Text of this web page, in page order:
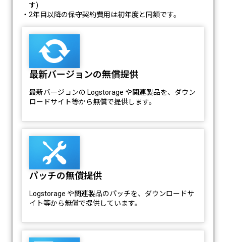
す)
・2年目以降の保守契約費用は初年度と同額です。
最新バージョンの無償提供
最新バージョンの Logstorage や関連製品を、ダウン
ロードサイト等から無償で提供します。
パッチの無償提供
Logstorage や関連製品のパッチを、ダウンロードサ
イト等から無償で提供しています。